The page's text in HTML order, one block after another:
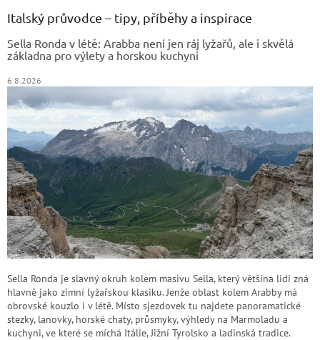
Italský průvodce – tipy, příběhy a inspirace
Sella Ronda v létě: Arabba není jen ráj lyžařů, ale i skvělá
základna pro výlety a horskou kuchyni
6.8.2026
Sella Ronda je slavný okruh kolem masivu Sella, který většina lidí zná
hlavně jako zimní lyžařskou klasiku. Jenže oblast kolem Arabby má
obrovské kouzlo i v létě. Místo sjezdovek tu najdete panoramatické
stezky, lanovky, horské chaty, průsmyky, výhledy na Marmoladu a
kuchyni, ve které se míchá Itálie, Jižní Tyrolsko a ladinská tradice.